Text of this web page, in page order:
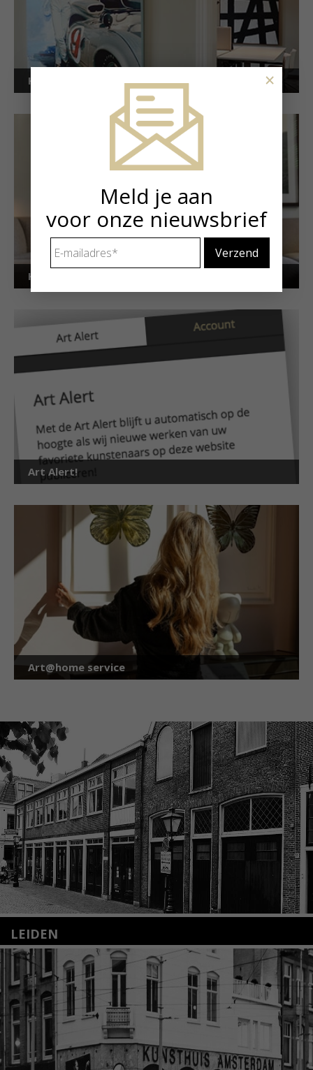
Kunstuitleen voor bedrijven
Kunstuitleen voor particulieren
Art Alert!
Art@home service
LEIDEN
Nieuwstraat 35
2312 KA Leiden
+31(0)71 – 52 84 480
info@kunsthuisleiden.nl
Lees meer
Meld je aan
voor onze nieuwsbrief
mailadres *
×